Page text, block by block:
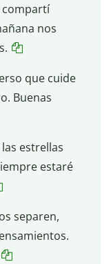
compartí
nos
que cuide
Buenas
estrellas
estaré
separen,